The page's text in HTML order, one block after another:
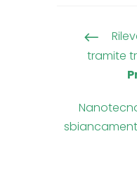
#
tramite